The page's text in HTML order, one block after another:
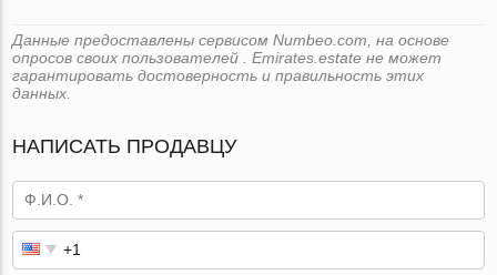
Данные предоставлены сервисом Numbeo.com, на основе
опросов своих пользователей . Emirates.estate не может
гарантировать достоверность и правильность этих
данных.
НАПИСАТЬ ПРОДАВЦУ